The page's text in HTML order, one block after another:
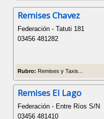
Remises Chavez
Federación - Tatuti 181
03456 481282
Rubro: Remises y Taxis...
Remises El Lago
Federación - Entre Ríos S/N
03456 481410